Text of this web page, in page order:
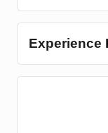
Experience